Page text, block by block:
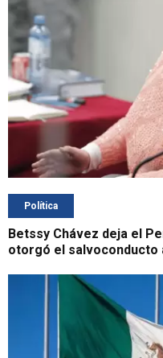
Política
Betssy Chávez deja el
otorgó el salvoconducto